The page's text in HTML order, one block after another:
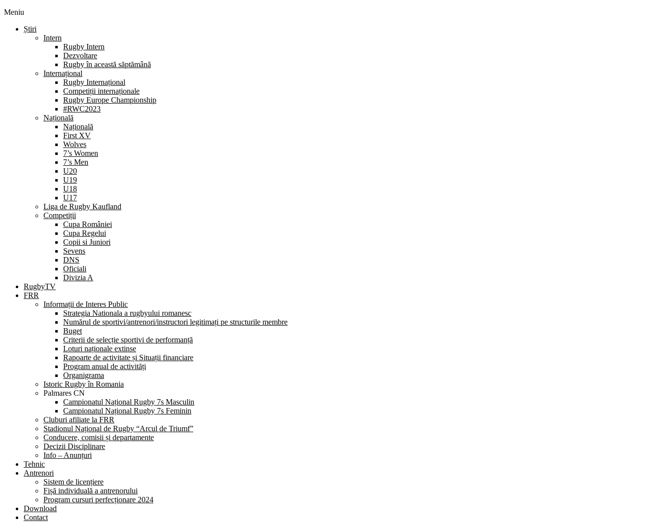
Meniu
Știri
Intern
Rugby Intern
Dezvoltare
Rugby în această săptămână
Internațional
Rugby Internațional
Competiții internaționale
Rugby Europe Championship
#RWC2023
Națională
Națională
First XV
Wolves
7’s Women
7’s Men
U20
U19
U18
U17
Liga de Rugby Kaufland
Competiții
Cupa României
Cupa Regelui
Copii si Juniori
Sevens
DNS
Oficiali
Divizia A
RugbyTV
FRR
Informații de Interes Public
Strategia Nationala a rugbyului romanesc
Numărul de sportivi/antrenori/instructori legitimați pe structurile membre
Buget
Criterii de selecție sportivi de performanță
Loturi naționale extinse
Rapoarte de activitate și Situații financiare
Program anual de activități
Organigrama
Istoric Rugby în Romania
Palmares CN
Campionatul Național Rugby 7s Masculin
Campionatul Național Rugby 7s Feminin
Cluburi afiliate la FRR
Stadionul Național de Rugby “Arcul de Triumf”
Conducere, comisii și departamente
Decizii Disciplinare
Info – Anunțuri
Tehnic
Antrenori
Sistem de licențiere
Fișă individuală a antrenorului
Program cursuri perfecționare 2024
Download
Contact